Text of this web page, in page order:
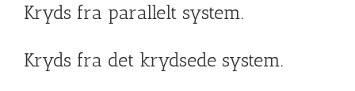
Kryds fra parallelt system.
Kryds fra det krydsede system.